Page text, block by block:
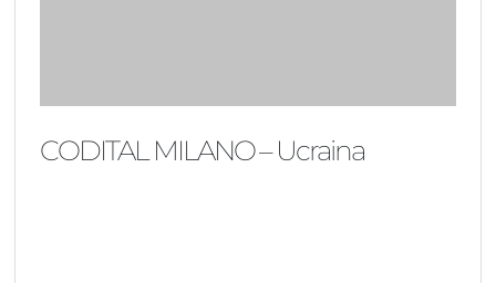
CODITAL MILANO – Ucraina